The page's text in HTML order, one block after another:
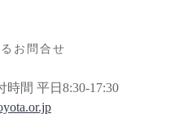
お問合せ
間 平日8:30-17:30